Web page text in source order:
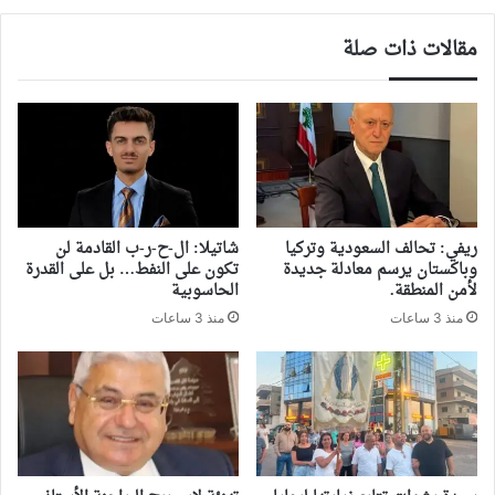
مقالات ذات صلة
ريفي: تحالف السعودية وتركيا
وباكستان يرسم معادلة جديدة
لأمن المنطقة.
منذ 3 ساعات
شاتيلا: ال-ح-ر-ب القادمة لن
تكون على النفط… بل على القدرة
الحاسوبية
منذ 3 ساعات